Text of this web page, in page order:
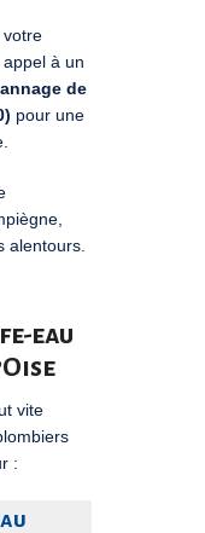
votre
appel à un
de
pour une
alentours.
eau
vite
: